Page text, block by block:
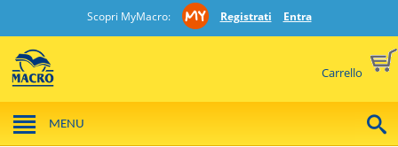
Scopri MyMacro: Registrati Entra
Carrello
MENU